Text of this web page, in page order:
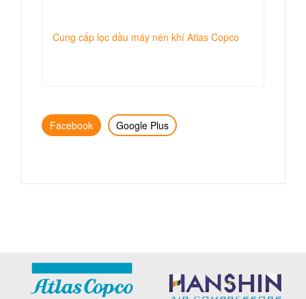
Cung cấp lọc dầu máy nén khí Atlas Copco
Facebook Google Plus